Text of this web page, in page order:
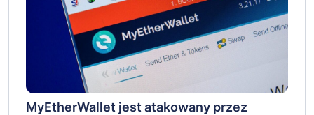
MyEtherWallet jest atakowany przez